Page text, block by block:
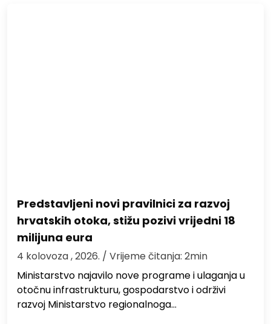
Predstavljeni novi pravilnici za razvoj
hrvatskih otoka, stižu pozivi vrijedni 18
milijuna eura
4 kolovoza , 2026. / Vrijeme čitanja: 2min
Ministarstvo najavilo nove programe i ulaganja u
otočnu infrastrukturu, gospodarstvo i održivi
razvoj Ministarstvo regionalnoga…